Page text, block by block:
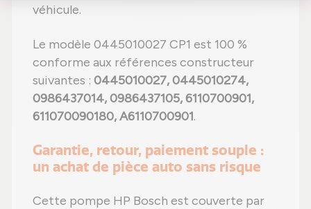
véhicule.
Le modèle 0445010027 CP1 est 100 %
conforme aux références constructeur
suivantes : 0445010027, 0445010274,
0986437014, 0986437105, 6110700901,
611070090180, A6110700901.
Garantie, retour, paiement souple :
un achat de pièce auto sans risque
Cette pompe HP Bosch est couverte par